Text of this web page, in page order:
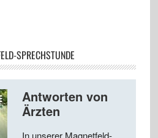
SPRECHSTUNDE
Antworten von
Ärzten
In unserer Magnetfeld-